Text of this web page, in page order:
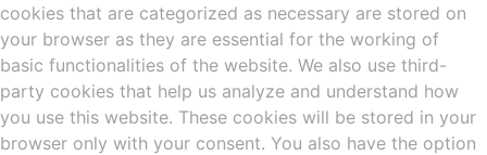
cookies that are categorized as necessary are stored on
your browser as they are essential for the working of
basic functionalities of the website. We also use third-
party cookies that help us analyze and understand how
you use this website. These cookies will be stored in your
browser only with your consent. You also have the option